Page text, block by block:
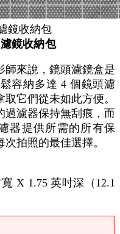
鏡收納包
師來說，鏡頭濾鏡盒是
容納多達 4 個鏡頭濾
它們從未如此方便。
過濾器保持無刮痕，而
器提供所需的所有保
拍照的最佳選擇。
X 1.75 英吋深（12.1